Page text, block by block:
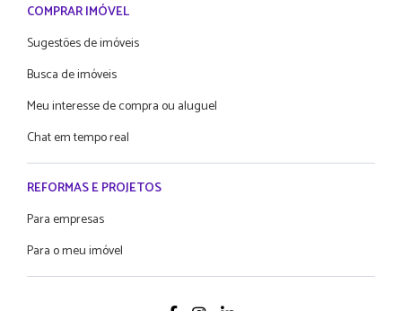
COMPRAR IMÓVEL
Sugestões de imóveis
Busca de imóveis
Meu interesse de compra ou aluguel
Chat em tempo real
REFORMAS E PROJETOS
Para empresas
Para o meu imóvel